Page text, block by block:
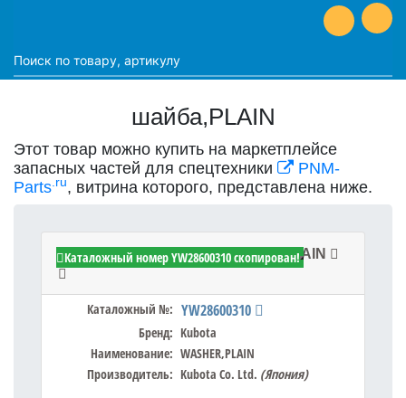
шайба,PLAIN
Этот товар можно купить на маркетплейсе
запасных частей для спецтехники
PNM-
Parts.ru, витрина которого, представлена ниже.
Kubota YW28600310 - WASHER,PLAIN
Каталожный №: YW28600310
Бренд: Kubota
Наименование: WASHER,PLAIN
Производитель: Kubota Co. Ltd. (Япония)
Каталожный номер YW28600310 скопирован!